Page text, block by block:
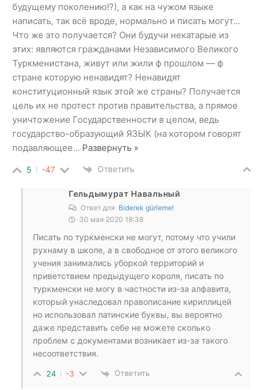
будущему поколению!?), а как на чужом языке
написать, так всё вроде, нормально и писать могут…
Что же это получается? Они будучи некатарые из
этих: являются гражданами Независимого Великого
Туркменистана, живут или жили ф прошлом — ф
стране которую ненавидят? Ненавидят
конституционный язык этой же страны? Получается
цель их не протест против правительства, а прямое
уничтожение Государственности в целом, ведь
государство-образующий ЯЗЫК (на котором говорят
подавляющее… Развернуть »
5 -47 Ответить
Гельдымурат Навальный
Ответ для Biderek gürleme!
30 мая 2020 18:38
Писать по туркменски не могут, потому что учили
рухнаму в школе, а в свободное от этого великого
учения занимались уборкой территорий и
приветствием предыдущего короля, писать по
туркменски не могу в частности из-за алфавита,
который унаследовал правописание кириллицей
но использовал латинские буквы, вы вероятно
даже представить себе не можете сколько
проблем с документами возникает из-за такого
несоответствия.
24 -3 Ответить